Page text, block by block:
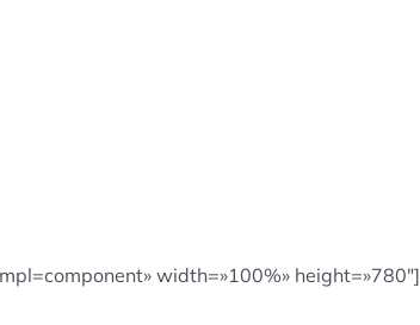
width=»100%» height=»780″]